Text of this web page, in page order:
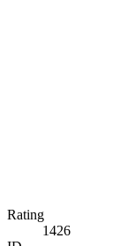
Rating
1426